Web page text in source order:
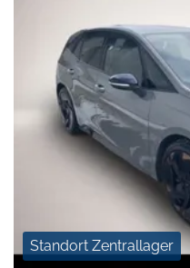
Standort Zentrallager